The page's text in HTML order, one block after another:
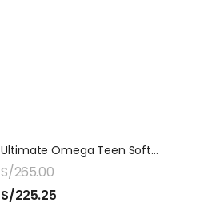
Ultimate Omega Teen Softegel Nordic Naturals
S/265.00
S/225.25